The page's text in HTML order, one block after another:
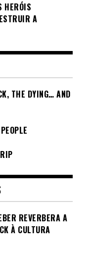
HERÓIS
A
THE DYING… AND
REVERBERA A
À CULTURA